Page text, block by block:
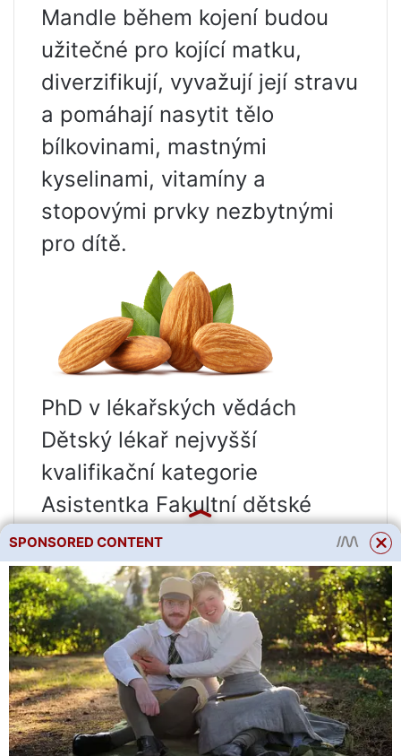
Mandle během kojení budou
užitečné pro kojící matku,
diverzifikují, vyvažují její stravu
a pomáhají nasytit tělo
bílkovinami, mastnými
kyselinami, vitamíny a
stopovými prvky nezbytnými
pro dítě.
PhD v lékařských vědách
Dětský lékař nejvyšší
kvalifikační kategorie
Asistentka Fakultní dětské
kliniky s kurzem dětských
nemocí Lékařské fakulty
Federálního státního
rozpočtového vzdělávacího
ústavu vysokého školství
Sibiřské státní lékařské
univerzity Ministerstva
SPONSORED CONTENT